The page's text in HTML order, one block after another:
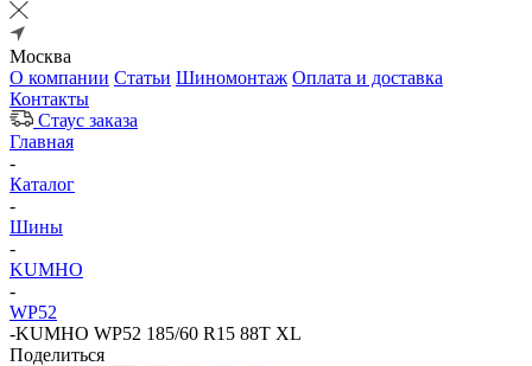
Москва
О компании Статьи Шиномонтаж Оплата и доставка
Контакты
Стаус заказа
Главная
-
Каталог
-
Шины
-
KUMHO
-
WP52
-KUMHO WP52 185/60 R15 88T XL
Поделиться